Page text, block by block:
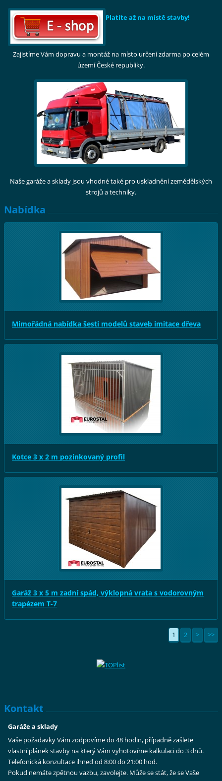
Platíte až na místě stavby!
Zajistíme Vám dopravu a montáž na místo určení zdarma po celém
území České republiky.
Naše garáže a sklady jsou vhodné také pro uskladnění zemědělských
strojů a techniky.
Nabídka
Mimořádná nabídka šesti modelů staveb imitace dřeva
Kotce 3 x 2 m pozinkovaný profil
Garáž 3 x 5 m zadní spád, výklopná vrata s vodorovným
trapézem T-7
1 2 > >>
Kontakt
Garáže a sklady
Vaše požadavky Vám zodpovíme do 48 hodin, případně zašlete
vlastní plánek stavby na který Vám vyhotovíme kalkulaci do 3 dnů.
Telefonická konzultace ihned od 8:00 do 21:00 hod.
Pokud nemáte zpětnou vazbu, zavolejte. Může se stát, že se Vaše